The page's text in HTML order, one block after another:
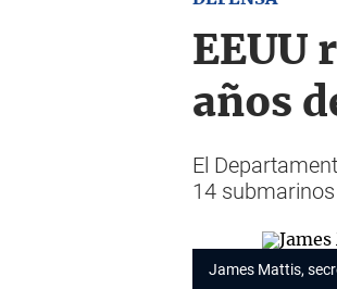
EEUU
años
El
14
James Mattis,